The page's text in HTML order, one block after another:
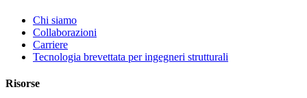
Chi siamo
Collaborazioni
Carriere
Tecnologia brevettata per ingegneri strutturali
Risorse